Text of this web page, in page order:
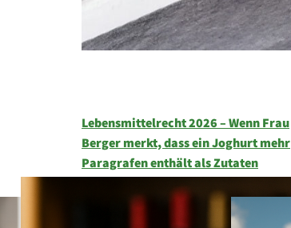
Lebensmittelrecht 2026 – Wenn Frau
Berger merkt, dass ein Joghurt mehr
Paragrafen enthält als Zutaten